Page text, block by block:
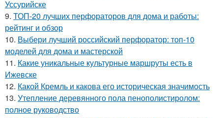
Уссурийске
9. ТОП-20 лучших перфораторов для дома и работы:
рейтинг и обзор
10. Выбери лучший российский перфоратор: топ-10
моделей для дома и мастерской
11. Какие уникальные культурные маршруты есть в
Ижевске
12. Какой Кремль и какова его историческая значимость
13. Утепление деревянного пола пенополистиролом:
полное руководство